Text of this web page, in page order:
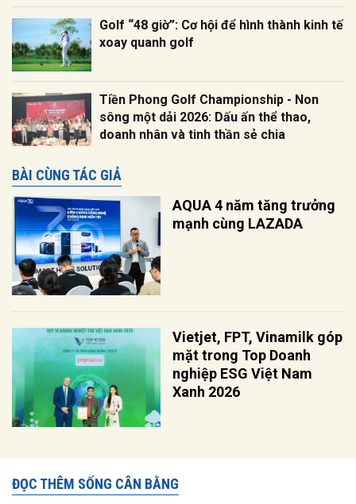
Golf “48 giờ”: Cơ hội để hình thành kinh tế
xoay quanh golf
Tiền Phong Golf Championship - Non
sông một dải 2026: Dấu ấn thể thao,
doanh nhân và tinh thần sẻ chia
BÀI CÙNG TÁC GIẢ
AQUA 4 năm tăng trưởng
mạnh cùng LAZADA
Vietjet, FPT, Vinamilk góp
mặt trong Top Doanh
nghiệp ESG Việt Nam
Xanh 2026
ĐỌC THÊM SỐNG CÂN BẰNG